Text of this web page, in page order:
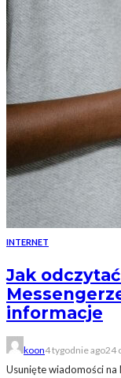
INTERNET
Jak
informacje
koon4 tygodnie ago24
Usunięte wiadomości